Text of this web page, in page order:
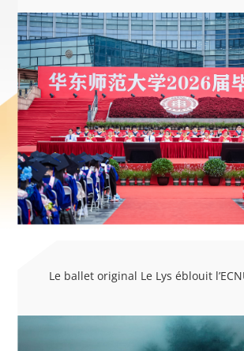
Le ballet original Le Lys éblouit